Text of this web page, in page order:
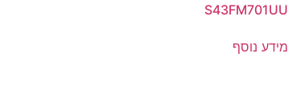
S43FM701UU
מידע נוסף